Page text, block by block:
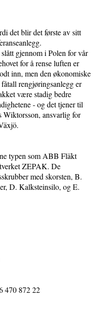
det blir det første av sitt
gjennom i Polen for vår
for å rense luften er
inn, men den økonomiske
rengjøringsanlegg er
være stadig bedre
- og det tjener til
Wiktorsson, ansvarlig for
typen som ABB Fläkt
ZEPAK. De
med skorsten, B.
D. Kalksteinsilo, og E.
470 872 22